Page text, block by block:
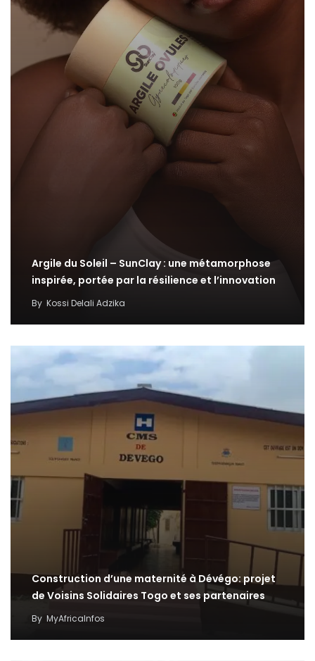
Argile du Soleil – SunClay : une métamorphose
inspirée, portée par la résilience et l’innovation
By Kossi Delali Adzika
Construction d’une maternité à Dévégo: projet
de Voisins Solidaires Togo et ses partenaires
By MyAfricaInfos